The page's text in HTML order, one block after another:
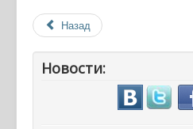
Назад
Новости: